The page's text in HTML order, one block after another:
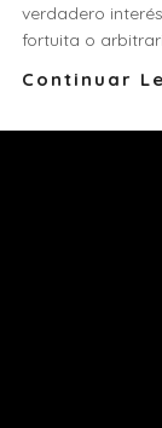
verdadero
fortuita o
Continuar